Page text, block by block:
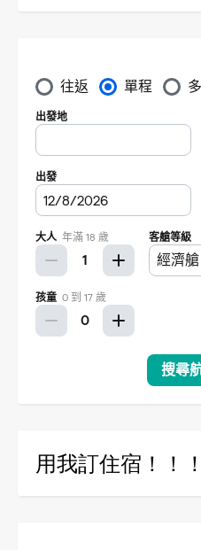
用我訂住宿！！！